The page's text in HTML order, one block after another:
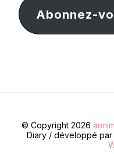
Abonnez-
© Copyright 2026
Diary / développé par